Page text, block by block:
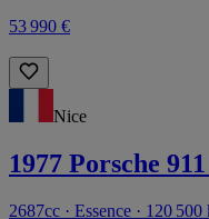
53 990 €
Nice
1977 Porsche
2687cc · Essence · 120